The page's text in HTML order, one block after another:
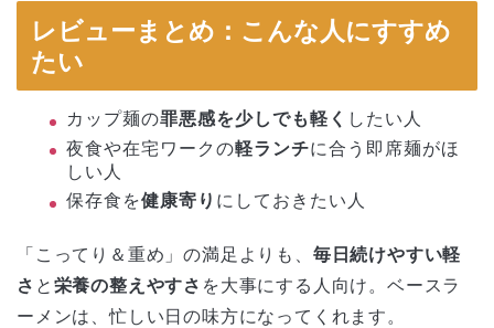
レビューまとめ：こんな人にすすめ
たい
カップ麺の罪悪感を少しでも軽く したい人
夜食や在宅ワークの軽ランチに合う即席麺がほ
しい人
保存食を健康寄り にしておきたい人
「こってり＆重め」の満足よりも、 毎日続けやすい軽
さ と 栄養の整えやすさ を大事にする人向け。ベースラ
ーメンは、忙しい日の味方になってくれます。